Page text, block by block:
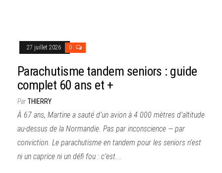
27 juillet 2026 0
Parachutisme tandem seniors : guide
complet 60 ans et +
ParTHIERRY
À 67 ans, Martine a sauté d’un avion à 4 000 mètres d’altitude
au-dessus de la Normandie. Pas par inconscience — par
conviction. Le parachutisme en tandem pour les seniors n’est
ni un caprice ni un défi fou : c’est...